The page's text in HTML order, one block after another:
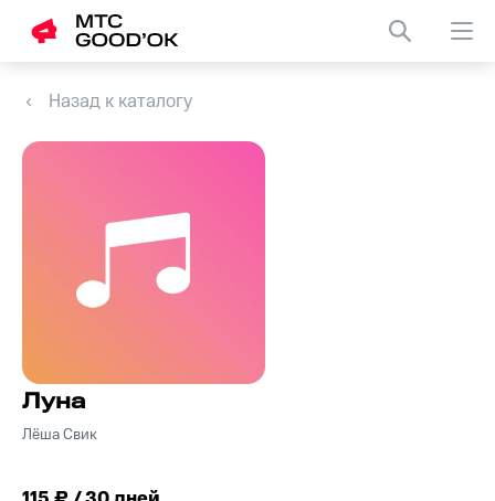
Назад к каталогу
Луна
Лёша Свик